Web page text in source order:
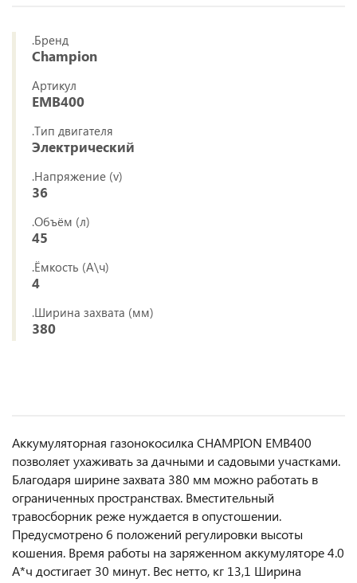
.Бренд
Champion
Артикул
EMB400
.Тип двигателя
Электрический
.Напряжение (v)
36
.Объём (л)
45
.Ёмкость (А\ч)
4
.Ширина захвата (мм)
380
Аккумуляторная газонокосилка CHAMPION EMB400
позволяет ухаживать за дачными и садовыми участками.
Благодаря ширине захвата 380 мм можно работать в
ограниченных пространствах. Вместительный
травосборник реже нуждается в опустошении.
Предусмотрено 6 положений регулировки высоты
кошения. Время работы на заряженном аккумуляторе 4.0
А*ч достигает 30 минут. Вес нетто, кг 13,1 Ширина